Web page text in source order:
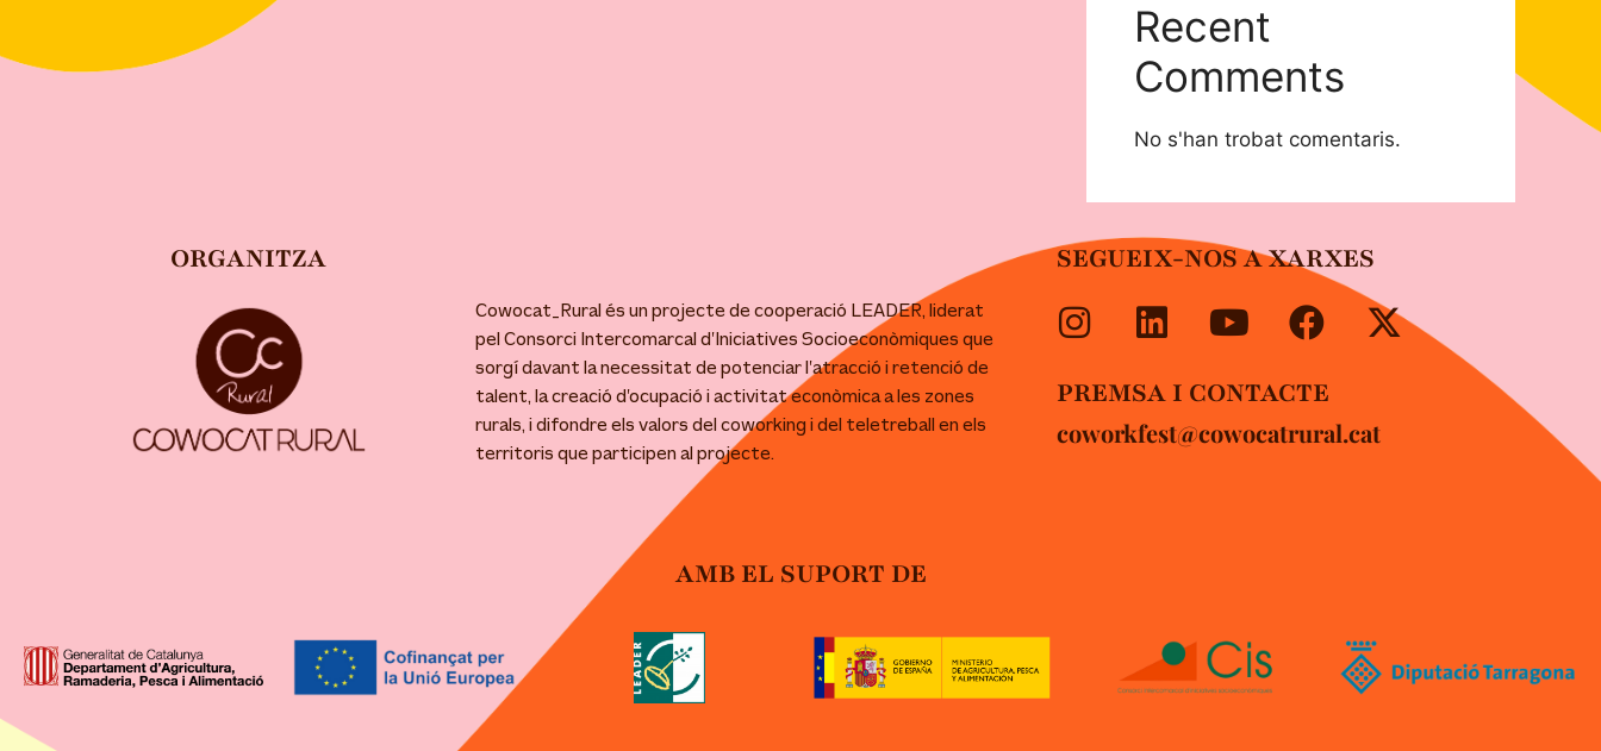
Recent
Comments
No s'han trobat comentaris.
ORGANITZA
Cowocat_Rural és un projecte de cooperació LEADER, liderat
pel Consorci Intercomarcal d’Iniciatives Socioeconòmiques que
sorgí davant la necessitat de potenciar l’atracció i retenció de
talent, la creació d’ocupació i activitat econòmica a les zones
rurals, i difondre els valors del coworking i del teletreball en els
territoris que participen al projecte.
SEGUEIX-NOS A XARXES
PREMSA I CONTACTE
coworkfest@cowocatrural.cat
AMB EL SUPORT DE